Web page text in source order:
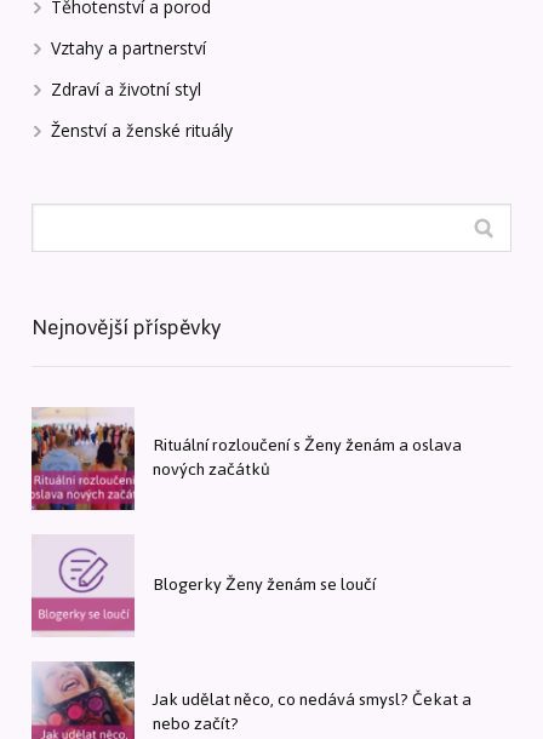
Těhotenství a porod
Vztahy a partnerství
Zdraví a životní styl
Ženství a ženské rituály
Nejnovější příspěvky
Rituální rozloučení s Ženy ženám a oslava
nových začátků
Blogerky Ženy ženám se loučí
Jak udělat něco, co nedává smysl? Čekat a
nebo začít?